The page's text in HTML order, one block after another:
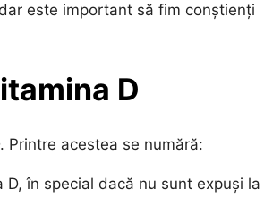
este important să fim conștienți
D
acestea se numără:
în special dacă nu sunt expuși la